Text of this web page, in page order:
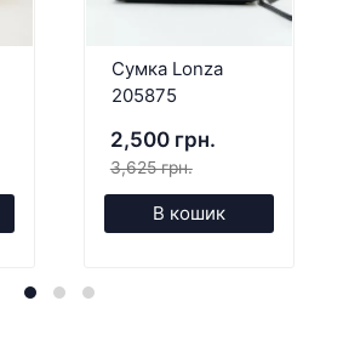
Сумка Lonza
205875
2,500 грн.
3,625 грн.
В кошик